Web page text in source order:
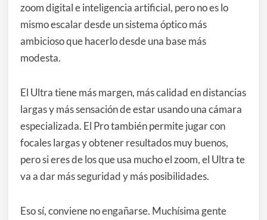
zoom digital e inteligencia artificial, pero no es lo
mismo escalar desde un sistema óptico más
ambicioso que hacerlo desde una base más
modesta.
El Ultra tiene más margen, más calidad en distancias
largas y más sensación de estar usando una cámara
especializada. El Pro también permite jugar con
focales largas y obtener resultados muy buenos,
pero si eres de los que usa mucho el zoom, el Ultra te
va a dar más seguridad y más posibilidades.
Eso sí, conviene no engañarse. Muchísima gente